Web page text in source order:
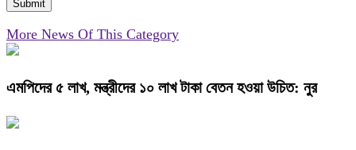
More News Of This Category
এমপিদের ৫ লাখ, মন্ত্রীদের ১০ লাখ টাকা বেতন হওয়া উচিত: নুর